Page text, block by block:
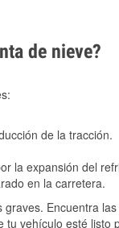
de nieve?
de la tracción.
la expansión del
en la carretera.
Encuentra
vehículo esté listo